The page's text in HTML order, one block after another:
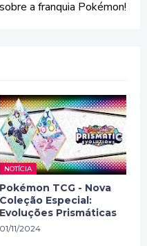
a franquia Pokémon!
NOTÍCIA
Pokémon TCG - Nova
Coleção Especial:
Evoluções Prismáticas
01/11/2024